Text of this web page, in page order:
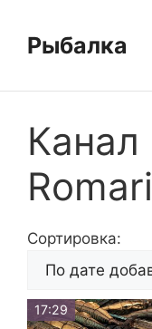
содержимому
Рыбалка
Сортировка:
17:29